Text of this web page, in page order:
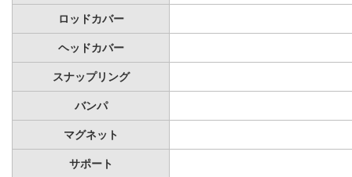
ロッドカバー
ヘッドカバー
スナップリング
バンパ
マグネット
サポート